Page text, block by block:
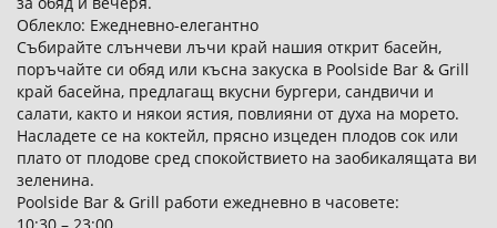
Облекло: Ежедневно-елегантно
Събирайте слънчеви лъчи край нашия открит басейн,
поръчайте си обяд или късна закуска в Poolside Bar & Grill
край басейна, предлагащ вкусни бургери, сандвичи и
салати, както и някои ястия, повлияни от духа на морето.
Насладете се на коктейл, прясно изцеден плодов сок или
плато от плодове сред спокойствието на заобикалящата ви
зеленина.
Poolside Bar & Grill работи ежедневно в часовете: